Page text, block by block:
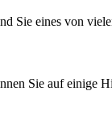
Sie eines von
Sie auf einige